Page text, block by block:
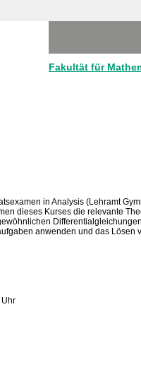
Fakultät für
in Analysis (Lehramt
dieses Kurses die relevante
anwenden und das Lösen
Uhr